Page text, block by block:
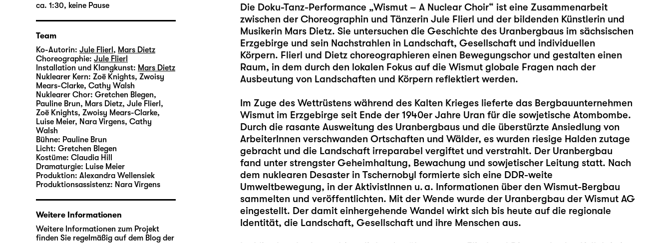
Die Doku-Tanz-Performance „Wismut – A Nuclear Choir“ ist eine Zusammenarbeit
zwischen der Choreographin und Tänzerin Jule Flierl und der bildenden Künstlerin und
Musikerin Mars Dietz. Sie untersuchen die Geschichte des Uranbergbaus im sächsischen
Erzgebirge und sein Nachstrahlen in Landschaft, Gesellschaft und individuellen
Körpern. Flierl und Dietz choreographieren einen Bewegungschor und gestalten einen
Raum, in dem durch den lokalen Fokus auf die Wismut globale Fragen nach der
Ausbeutung von Landschaften und Körpern reflektiert werden.
Im Zuge des Wettrüstens während des Kalten Krieges lieferte das Bergbauunternehmen
Wismut im Erzgebirge seit Ende der 1940er Jahre Uran für die sowjetische Atombombe.
Durch die rasante Ausweitung des Uranbergbaus und die überstürzte Ansiedlung von
ArbeiterInnen verschwanden Ortschaften und Wälder, es wurden riesige Halden zutage
gebracht und die Landschaft irreparabel vergiftet und verstrahlt. Der Uranbergbau
fand unter strengster Geheimhaltung, Bewachung und sowjetischer Leitung statt. Nach
dem nuklearen Desaster in Tschernobyl formierte sich eine DDR-weite
Umweltbewegung, in der AktivistInnen u. a. Informationen über den Wismut-Bergbau
sammelten und veröffentlichten. Mit der Wende wurde der Uranbergbau der Wismut AG
eingestellt. Der damit einhergehende Wandel wirkt sich bis heute auf die regionale
Identität, die Landschaft, Gesellschaft und ihre Menschen aus.
ca. 1:30, keine Pause
Team
Ko-Autorin: Jule Flierl , Mars Dietz
Choreographie: Jule Flierl
Installation und Klangkunst: Mars Dietz
Nuklearer Kern: Zoë Knights, Zwoisy
Mears-Clarke, Cathy Walsh
Nuklearer Chor: Gretchen Blegen,
Pauline Brun, Mars Dietz, Jule Flierl,
Zoë Knights, Zwoisy Mears-Clarke,
Luise Meier, Nara Virgens, Cathy
Walsh
Bühne: Pauline Brun
Licht: Gretchen Blegen
Kostüme: Claudia Hill
Dramaturgie: Luise Meier
Produktion: Alexandra Wellensiek
Produktionsassistenz: Nara Virgens
Weitere Informationen
Weitere Informationen zum Projekt
finden Sie regelmäßig auf dem Blog der